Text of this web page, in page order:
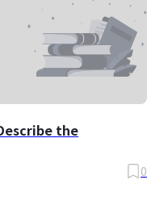
the
0